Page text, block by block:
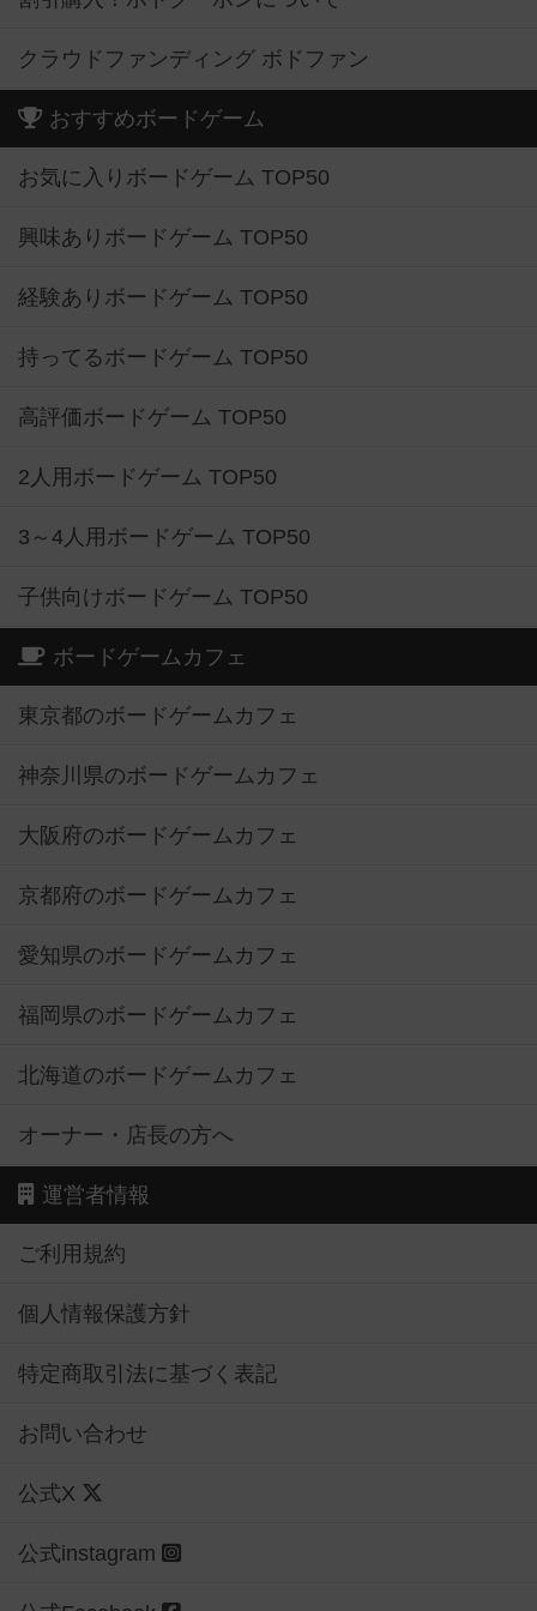
クラウドファンディング ボドファン
おすすめボードゲーム
お気に入りボードゲーム TOP50
興味ありボードゲーム TOP50
経験ありボードゲーム TOP50
持ってるボードゲーム TOP50
高評価ボードゲーム TOP50
2人用ボードゲーム TOP50
3～4人用ボードゲーム TOP50
子供向けボードゲーム TOP50
ボードゲームカフェ
東京都のボードゲームカフェ
神奈川県のボードゲームカフェ
大阪府のボードゲームカフェ
京都府のボードゲームカフェ
愛知県のボードゲームカフェ
福岡県のボードゲームカフェ
北海道のボードゲームカフェ
オーナー・店長の方へ
運営者情報
ご利用規約
個人情報保護方針
特定商取引法に基づく表記
お問い合わせ
公式X
公式instagram